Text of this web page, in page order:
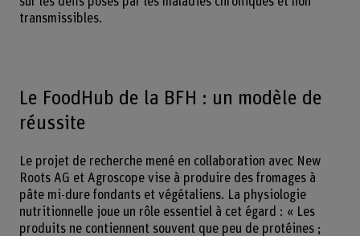
transmissibles.
Le FoodHub de la BFH : un modèle de
réussite
Le projet de recherche mené en collaboration avec New
Roots AG et Agroscope vise à produire des fromages à
pâte mi-dure fondants et végétaliens. La physiologie
nutritionnelle joue un rôle essentiel à cet égard : « Les
produits ne contiennent souvent que peu de protéines ;